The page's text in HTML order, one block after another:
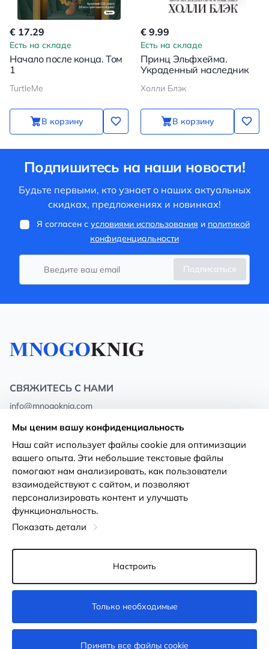
Недоступно
€ 17.29
Есть на складе
Начало после конца. Том
1
TurtleMe
В корзину
€ 9.99
Есть на складе
Принц Эльфхейма.
Украденный наследник
Холли Блэк
В корзину
Подпишитесь на наши новости!
Будьте первыми, кто узнает о наших актуальных
скидках, предложениях и новинках!
Я согласен с условиями использования и политикой
конфиденциальности
Подписаться
СВЯЖИТЕСЬ С НАМИ
info@mnogoknig.com
Rīga, Augusta Deglava 69d, LV-1082
О нас
Магазины
Доставка и оплата
Карты лояльности
Политика
конфиденциальности
Условия использования
Возврат товара
Настройки файлов cookie
Мы ценим вашу конфиденциальность
Наш сайт использует файлы cookie для оптимизации
вашего опыта. Эти небольшие текстовые файлы
помогают нам анализировать, как пользователи
взаимодействуют с сайтом, и позволяют
персонализировать контент и улучшать
функциональность.
Показать детали
Настроить
Только необходимые
Принять все файлы cookie